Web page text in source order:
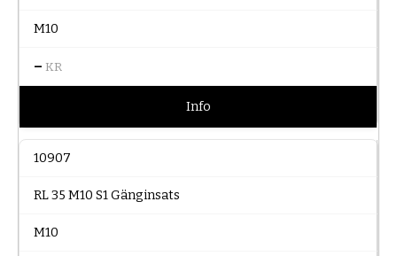
M10
– KR
Info
10907
RL 35 M10 S1 Gänginsats
M10